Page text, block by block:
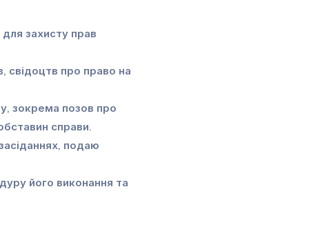
для захисту прав
свідоцтв про право на
зокрема позов про
справи.
подаю
його виконання та